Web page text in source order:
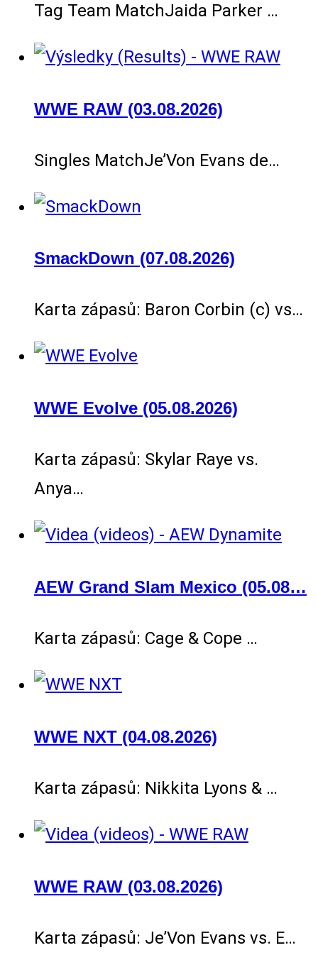
Tag Team MatchJaida Parker …
WWE RAW (03.08.2026)
Singles MatchJe’Von Evans de…
SmackDown (07.08.2026)
Karta zápasů: Baron Corbin (c) vs…
WWE Evolve (05.08.2026)
Karta zápasů: Skylar Raye vs.
Anya…
AEW Grand Slam Mexico (05.08…
Karta zápasů: Cage & Cope …
WWE NXT (04.08.2026)
Karta zápasů: Nikkita Lyons & …
WWE RAW (03.08.2026)
Karta zápasů: Je’Von Evans vs. E…